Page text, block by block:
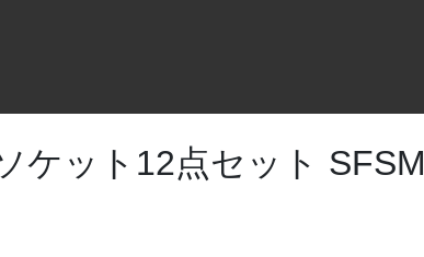
ケット12点セット SFSM